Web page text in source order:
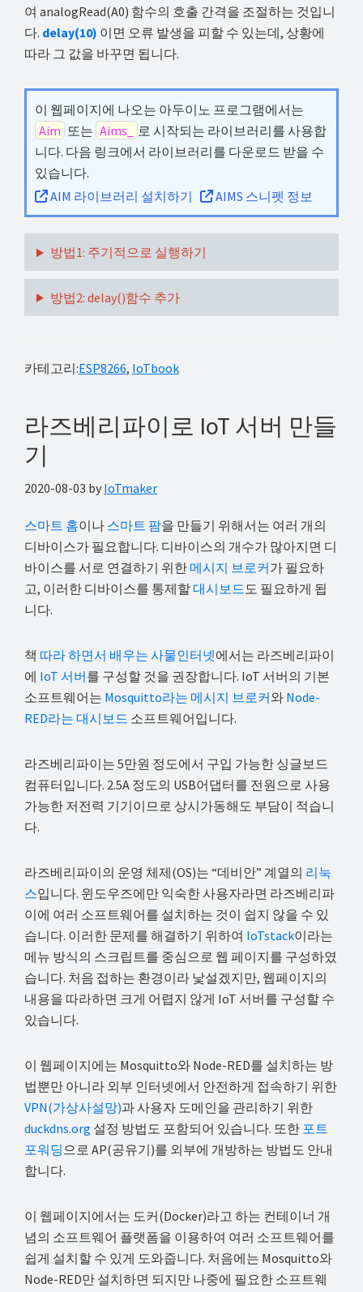
여 analogRead(A0) 함수의 호출 간격을 조절하는 것입니
다. delay(10) 이면 오류 발생을 피할 수 있는데, 상황에
따라 그 값을 바꾸면 됩니다.
이 웹페이지에 나오는 아두이노 프로그램에서는
Aim 또는 Aims_
로 시작되는 라이브러리를 사용합
니다. 다음 링크에서 라이브러리를 다운로드 받을 수
있습니다.
AIM 라이브러리 설치하기
AIMS 스니펫 정보
방법1: 주기적으로 실행하기
방법2: delay()함수 추가
카테고리:ESP8266, IoTbook
라즈베리파이로 IoT 서버 만들
기
2020-08-03 by IoTmaker
스마트 홈이나 스마트 팜을 만들기 위해서는 여러 개의
디바이스가 필요합니다. 디바이스의 개수가 많아지면 디
바이스를 서로 연결하기 위한 메시지 브로커가 필요하
고, 이러한 디바이스를 통제할대시보드 도 필요하게 됩
니다.
책 따라 하면서 배우는 사물인터넷에서는 라즈베리파이
에 IoT 서버를 구성할 것을 권장합니다. IoT 서버의 기본
소프트웨어는 Mosquitto라는 메시지 브로커와 Node-
RED라는 대시보드 소프트웨어입니다.
라즈베리파이는 5만원 정도에서 구입 가능한 싱글보드
컴퓨터입니다. 2.5A 정도의 USB어댑터를 전원으로 사용
가능한 저전력 기기이므로 상시가동해도 부담이 적습니
다.
라즈베리파이의 운영 체제(OS)는 “데비안” 계열의 리눅
스입니다. 윈도우즈에만 익숙한 사용자라면 라즈베리파
이에 여러 소프트웨어를 설치하는 것이 쉽지 않을 수 있
습니다. 이러한 문제를 해결하기 위하여 IoTstack이라는
메뉴 방식의 스크립트를 중심으로 웹 페이지를 구성하였
습니다. 처음 접하는 환경이라 낯설겠지만, 웹페이지의
내용을 따라하면 크게 어렵지 않게 IoT 서버를 구성할 수
있습니다.
이 웹페이지에는 Mosquitto와 Node-RED를 설치하는 방
법뿐만 아니라 외부 인터넷에서 안전하게 접속하기 위한
VPN(가상사설망)과 사용자 도메인을 관리하기 위한
duckdns.org 설정 방법도 포함되어 있습니다. 또한 포트
포워딩 으로 AP(공유기)를 외부에 개방하는 방법도 안내
합니다.
이 웹페이지에서는 도커(Docker)라고 하는 컨테이너 개
념의 소프트웨어 플랫폼을 이용하여 여러 소프트웨어를
쉽게 설치할 수 있게 도와줍니다. 처음에는 Mosquitto와
Node-RED만 설치하면 되지만 나중에 필요한 소프트웨